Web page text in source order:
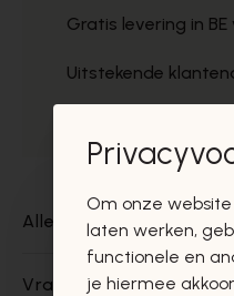
Gratis levering in
Uitstekende
Alles over dit product
Vragen over dit
Om onze
laten werken,
functionele en
je hiermee